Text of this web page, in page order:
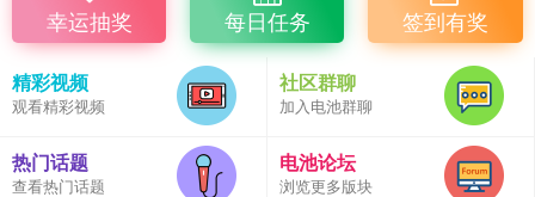
幸运抽奖 每日任务 签到有奖
精彩视频
观看精彩视频
社区群聊
加入电池群聊
热门话题
查看热门话题
电池论坛
浏览更多版块